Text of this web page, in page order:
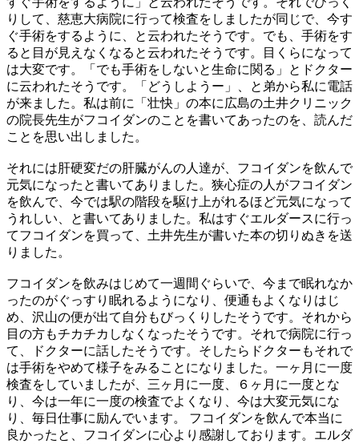
りして、慈恵大病院に行って検査をしましたが同じで、今す
ぐ手術をするように、と云われたそうです。でも、手術をす
ると目が見えなくなると云われたそうです。目くらになって
は大変です。「でも手術をしないと生命に関る」とドクター
に云われたそうです。「どうしようー」、と弟から私に電話
が来ました。私は前に「壮快」の本に広島の土井クリニック
の院長先生がフコイダンのことを書いてあったのを、読んだ
ことを思い出しました。
それには肝硬変だの肝臓がんの人達が、フコイダンを飲んで
元気になったと書いてありました。狭心症の人がフコイダン
を飲んで、今では駅の階段を駆け上がれるほど元気になって
うれしい、と書いてありました。私はすぐエルダースに行っ
てフコイダンを買って、土井先生が書いた本の切りぬきを送
りました。
フコイダンを飲みはじめて一週間ぐらいで、今まで眠れなか
ったのがぐっすり眠れるようになり、便通もよくなりはじ
め、沢山の便が出て自分もびっくりしたそうです。それから
目の方もチカチカしなくなったそうです。それで病院に行っ
て、ドクターに話したそうです。そしたらドクターもそれで
は手術をやめて様子をみることになりました。一ヶ月に一度
検査をしていましたが、三ヶ月に一度、６ヶ月に一度とな
り、今は一年に一度の検査でよくなり、今は大変元気にな
り、毎日仕事に励んでいます。 フコイダンを飲んで本当に
良かったと、フコイダンに心より感謝しております。エルダ